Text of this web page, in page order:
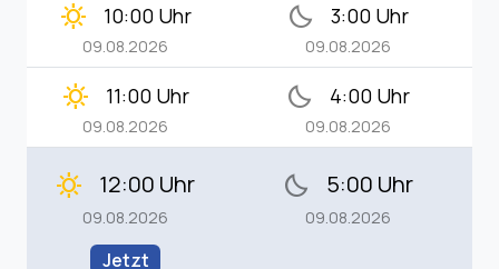
clear_day 10:00 Uhr
09.08.2026
bedtime 3:00 Uhr
09.08.2026
clear_day 11:00 Uhr
09.08.2026
bedtime 4:00 Uhr
09.08.2026
clear_day 12:00 Uhr
09.08.2026
Jetzt
bedtime 5:00 Uhr
09.08.2026